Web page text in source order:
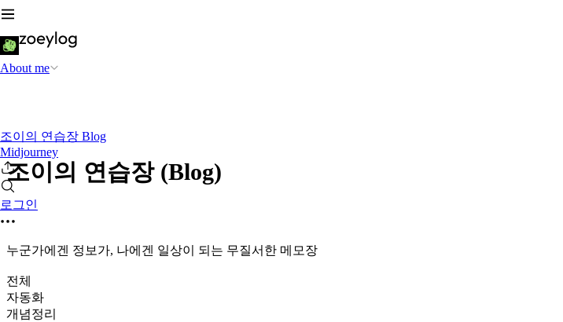
About me
조이의 연습장 Blog
Midjourney
로그인
조이의 연습장 (Blog)
누군가에겐 정보가, 나에겐 일상이 되는 무질서한 메모장
전체
자동화
개념정리